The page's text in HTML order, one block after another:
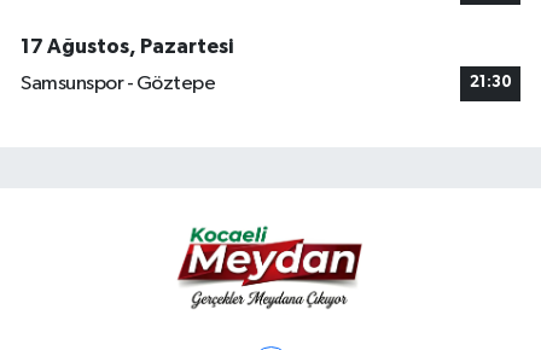
17 Ağustos, Pazartesi
Samsunspor - Göztepe
21:30